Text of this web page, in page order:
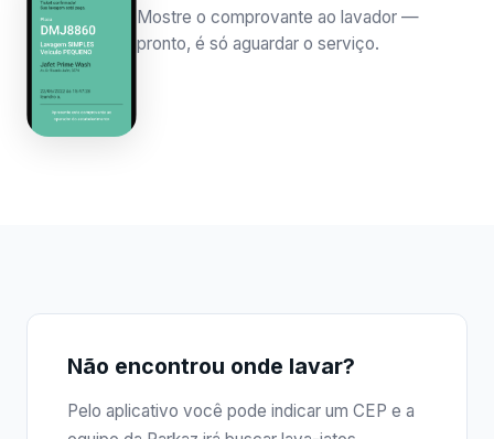
Mostre o comprovante ao lavador —
pronto, é só aguardar o serviço.
Não encontrou onde lavar?
Pelo aplicativo você pode indicar um CEP e a